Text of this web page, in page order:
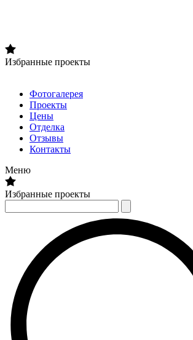
Избранные проекты
Фотогалерея
Проекты
Цены
Отделка
Отзывы
Контакты
Меню
Избранные проекты